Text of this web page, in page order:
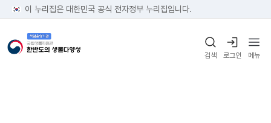
이 누리집은 대한민국 공식 전자정부 누리집입니다.
검색 로그인 메뉴